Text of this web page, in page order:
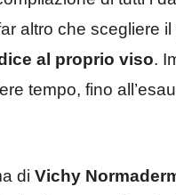
altro che scegliere
al proprio viso.
tempo, fino
di Vichy